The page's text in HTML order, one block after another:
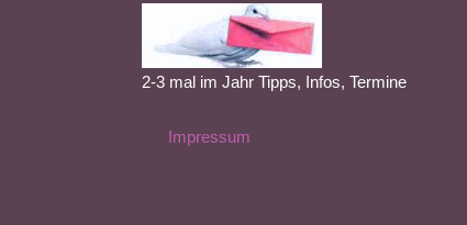
2-3 mal im Jahr Tipps, Infos, Termine
Impressum